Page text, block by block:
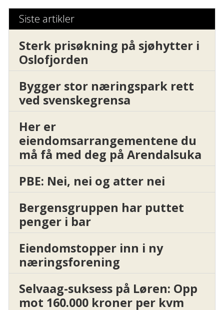
Siste artikler
Sterk prisøkning på sjøhytter i
Oslofjorden
Bygger stor næringspark rett
ved svenskegrensa
Her er
eiendomsarrangementene du
må få med deg på Arendalsuka
PBE: Nei, nei og atter nei
Bergensgruppen har puttet
penger i bar
Eiendomstopper inn i ny
næringsforening
Selvaag-suksess på Løren: Opp
mot 160.000 kroner per kvm